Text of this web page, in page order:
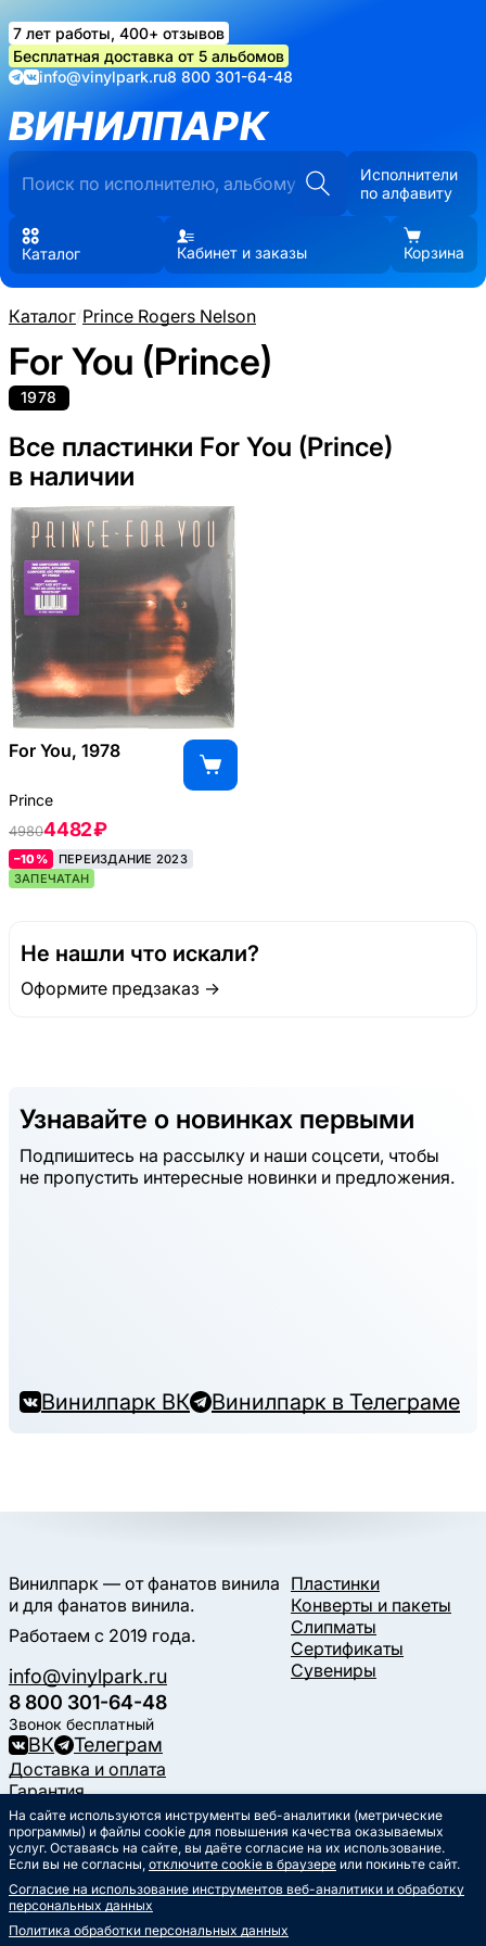
7 лет работы, 400+ отзывов
Бесплатная доставка от 5 альбомов
info@vinylpark.ru8 800 301-64-48
ВИНИЛПАРК
Исполнители
по алфавиту
Каталог Кабинет и заказы Корзина
Каталог/Prince Rogers Nelson
For You (Prince)
1978
Все пластинки For You (Prince)
в наличии
For You, 1978
Prince
49804482 ₽
–10%
ПЕРЕИЗДАНИЕ 2023
ЗАПЕЧАТАН
Не нашли что искали?
Оформите предзаказ →
Узнавайте о новинках первыми
Подпишитесь на рассылку и наши соцсети, чтобы
не пропустить интересные новинки и предложения.
Винилпарк ВК Винилпарк в Телеграме
Винилпарк — от фанатов винила
и для фанатов винила.
Работаем с 2019 года.
info@vinylpark.ru
8 800 301-64-48
Звонок бесплатный
ВК Телеграм
Пластинки
Конверты и пакеты
Слипматы
Сертификаты
Сувениры
Доставка и оплата
Гарантия
Контакты
Статьи
Музыкальный календарь
Документы
Публичная оферта
Политика обработки
На сайте используются инструменты веб-аналитики (метрические
программы) и файлы cookie для повышения качества оказываемых
услуг. Оставаясь на сайте, вы даёте согласие на их использование.
Если вы не согласны, отключите cookie в браузере или покиньте сайт.
Согласие на использование инструментов веб-аналитики и обработку
персональных данных
Политика обработки персональных данных